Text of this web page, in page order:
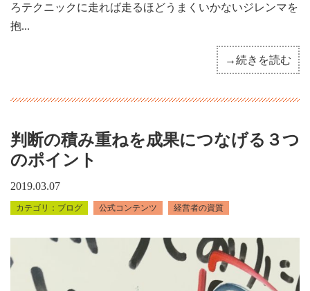
ろテクニックに走れば走るほどうまくいかないジレンマを
抱...
→続きを読む
判断の積み重ねを成果につなげる３つ
のポイント
2019.03.07
ブログ 公式コンテンツ 経営者の資質